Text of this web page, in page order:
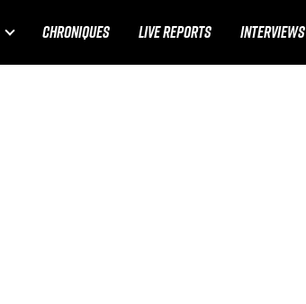
CHRONIQUES LIVE REPORTS INTERVIEWS